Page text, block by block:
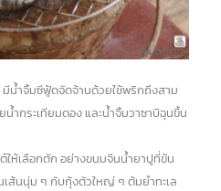
น้ำจิ้มซีฟู้ดจัดจ้านด้วยใช้พริกถึงสาม
ำกระเทียมดอง และน้ำจิ้มวาซาบิฉุนขึ้น
ให้เลือกตัก อย่างขนมจีนน้ำยาปูที่ข้น
ส้นนุ่ม ๆ กับกุ้งตัวใหญ่ ๆ ต้มยำทะเล